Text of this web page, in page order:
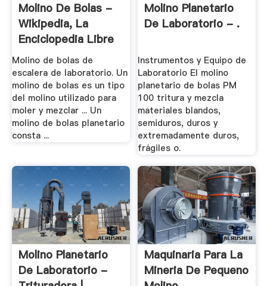
Molino De Bolas -
Wikipedia, La
Enciclopedia Libre
Molino de bolas de
escalera de laboratorio. Un
molino de bolas es un tipo
del molino utilizado para
moler y mezclar ... Un
molino de bolas planetario
consta ...
Molino Planetario
De Laboratorio - .
Instrumentos y Equipo de
Laboratorio El molino
planetario de bolas PM
100 tritura y mezcla
materiales blandos,
semiduros, duros y
extremadamente duros,
frágiles o.
Molino Planetario
De Laboratorio -
Maquinaria Para La
Mineria De Pequeno